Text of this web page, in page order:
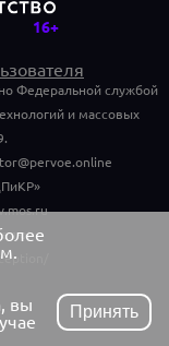
Федеральной службой
и массовых
вы
Принять